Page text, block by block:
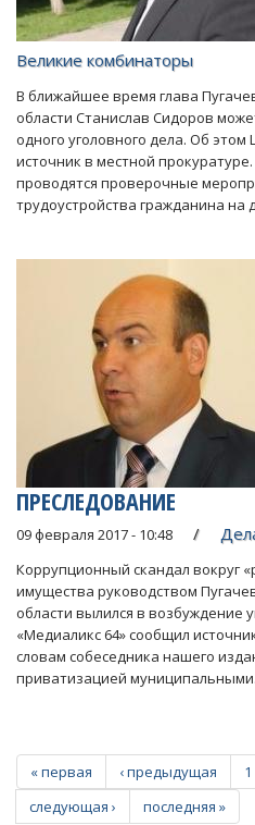
Великие комбинаторы
В ближайшее время глава
области Станислав Сидоров
одного уголовного дела. Об
источник в местной
проводятся проверочные
трудоустройства гражданина на
ПРЕСЛЕДОВАНИЕ
09 февраля 2017 - 10:48
Коррупционный скандал вокруг
имущества руководством
области вылился в возбуждение
«Медиаликс 64» сообщил
словам собеседника нашего
приватизацией
« первая ‹ предыдущая 1
следующая ›
последняя »